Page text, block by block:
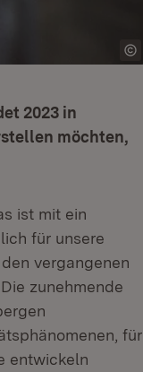
2023 in
möchten,
ist mit ein
für unsere
vergangenen
zunehmende
für
entwickeln